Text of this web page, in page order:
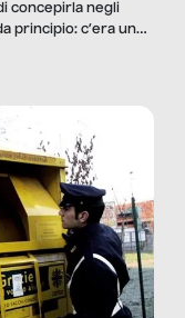
concepirla negli
principio: c’era una